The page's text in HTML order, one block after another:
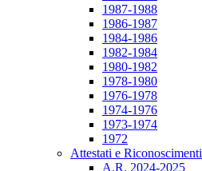
1987-1988
1986-1987
1984-1986
1982-1984
1980-1982
1978-1980
1976-1978
1974-1976
1973-1974
1972
Attestati e Riconoscimenti
A.R. 2024-2025